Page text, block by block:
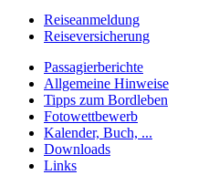
Reiseanmeldung
Reiseversicherung
Passagierberichte
Allgemeine Hinweise
Tipps zum Bordleben
Fotowettbewerb
Kalender, Buch, ...
Downloads
Links